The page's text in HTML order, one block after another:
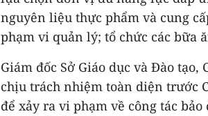
nguyên liệu thực phẩm và cung
phạm vi quản lý; tổ chức các bữa
Giám đốc Sở Giáo dục và Đào
chịu trách nhiệm toàn diện trước
để xảy ra vi phạm về công tác